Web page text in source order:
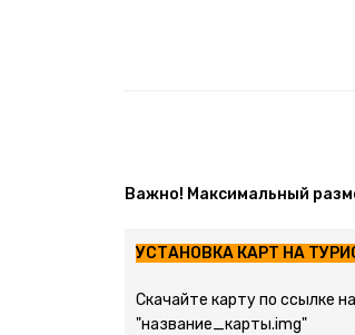
Важно! Максимальный
УСТАНОВКА КАРТ НА
Скачайте карту по ссылке
"название_карты.img"